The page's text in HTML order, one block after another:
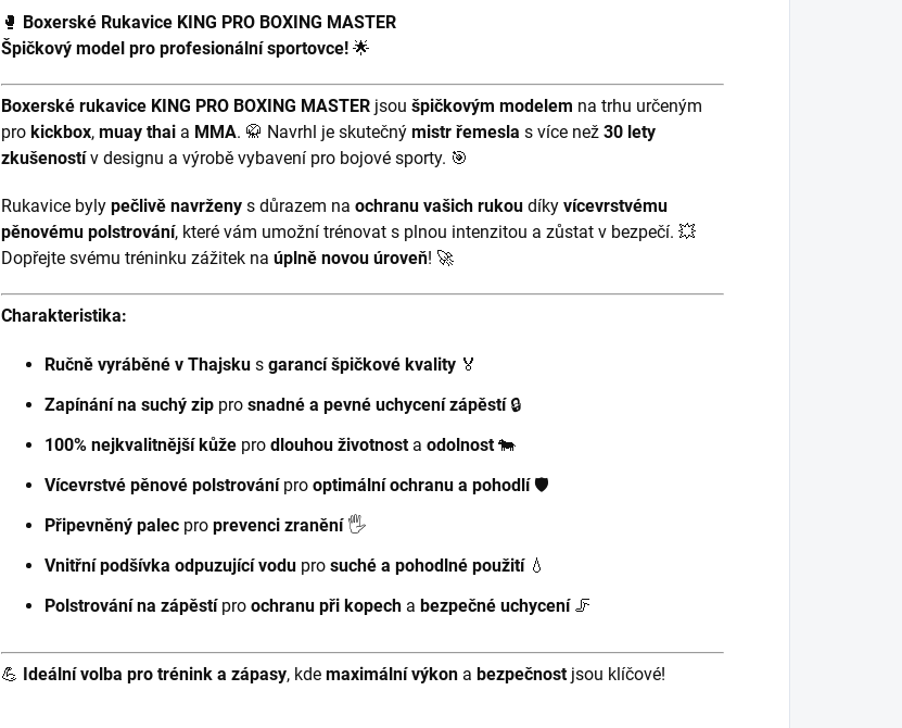
🥊 Boxerské Rukavice KING PRO BOXING MASTER
Špičkový model pro profesionální sportovce! 🌟
Boxerské rukavice KING PRO BOXING MASTER jsou špičkovým modelem na trhu určeným
pro kickbox, muay thai a MMA. 🥋 Navrhl je skutečný mistr řemesla s více než 30 lety
zkušenostív designu a výrobě vybavení pro bojové sporty. 🎯
Rukavice byly pečlivě navrženy s důrazem na ochranu vašich rukou díky vícevrstvému
pěnovému polstrování, které vám umožní trénovat s plnou intenzitou a zůstat v bezpečí. 💥
Dopřejte svému tréninku zážitek na úplně novou úroveň! 🚀
Charakteristika:
Ručně vyráběné v Thajsku s garancí špičkové kvality 🏅
Zapínání na suchý zip pro snadné a pevné uchycení zápěstí🔒
100% nejkvalitnější kůže pro dlouhou životnosta odolnost🐄
Vícevrstvé pěnové polstrovánípro optimální ochranu a pohodlí🛡️
Připevněný palec pro prevenci zranění🖐️
Vnitřní podšívka odpuzující vodu pro suché a pohodlné použití💧
Polstrování na zápěstípro ochranu při kopech a bezpečné uchycení🦵
💪 Ideální volba pro trénink a zápasy, kde maximální výkon a bezpečnostjsou klíčové!